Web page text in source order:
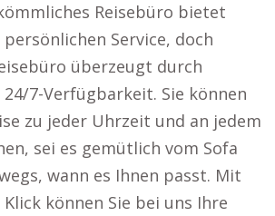
Reisebüro bietet
Service, doch
überzeugt durch
7-Verfügbarkeit. Sie können
zu jeder Uhrzeit und an jedem
sei es gemütlich vom Sofa
wann es Ihnen passt. Mit
können Sie bei uns Ihre